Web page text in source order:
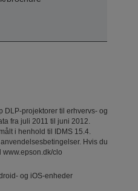
DLP-projektorer til erhvervs- og
fra juli 2011 til juni 2012.
i henhold til IDMS 15.4.
Hvis du
www.epson.dk/clo
og iOS-enheder